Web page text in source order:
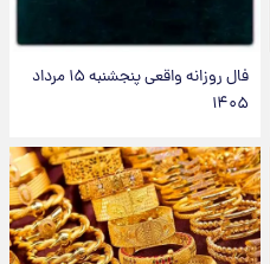
فال روزانه واقعی پنجشنبه ۱۵ مرداد
۱۴۰۵